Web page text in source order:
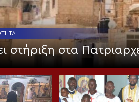
στήριξη στα